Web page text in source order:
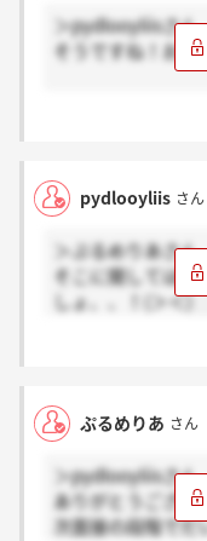
＞pydlooyliisさん
そうですね！お
pydlooyliis さん
＞ぷるめりあさん
そこに関しては
しょ、、！(＞＜)
ぷるめりあ さん
＞pydlooyliisさん
ありがとうござい
次面接の段階で